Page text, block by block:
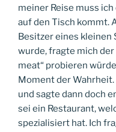
meiner Reise muss
auf den Tisch kommt.
Besitzer eines
wurde, fragte mich der
meat“ probieren
Moment der
und sagte dann doch
sei ein Restaurant,
spezialisiert hat. Ich